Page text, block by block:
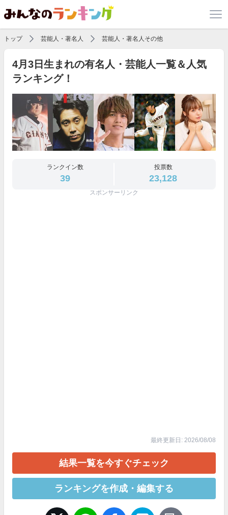
トップ 芸能人・著名人 芸能人・著名人その他
4月3日生まれの有名人・芸能人一覧＆人気
ランキング！
ランクイン数
39
投票数
23,128
スポンサーリンク
最終更新日: 2026/08/08
結果一覧を今すぐチェック
ランキングを作成・編集する